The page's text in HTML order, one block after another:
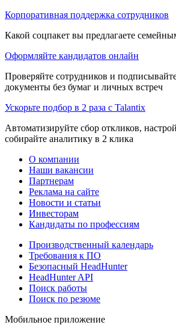
Корпоративная поддержка сотрудников
Какой соцпакет вы предлагаете
Оформляйте кандидатов онлайн
Проверяйте сотрудников и
документы без бумаг и личных встреч
Ускорьте подбор в 2 раза с Talantix
Автоматизируйте сбор откликов,
собирайте аналитику в 2 клика
О компании
Наши вакансии
Партнерам
Реклама на сайте
Новости и статьи
Инвесторам
Кандидаты по профессиям
Производственный календарь
Требования к ПО
Безопасный HeadHunter
HeadHunter API
Поиск работы
Поиск по резюме
Мобильное приложение